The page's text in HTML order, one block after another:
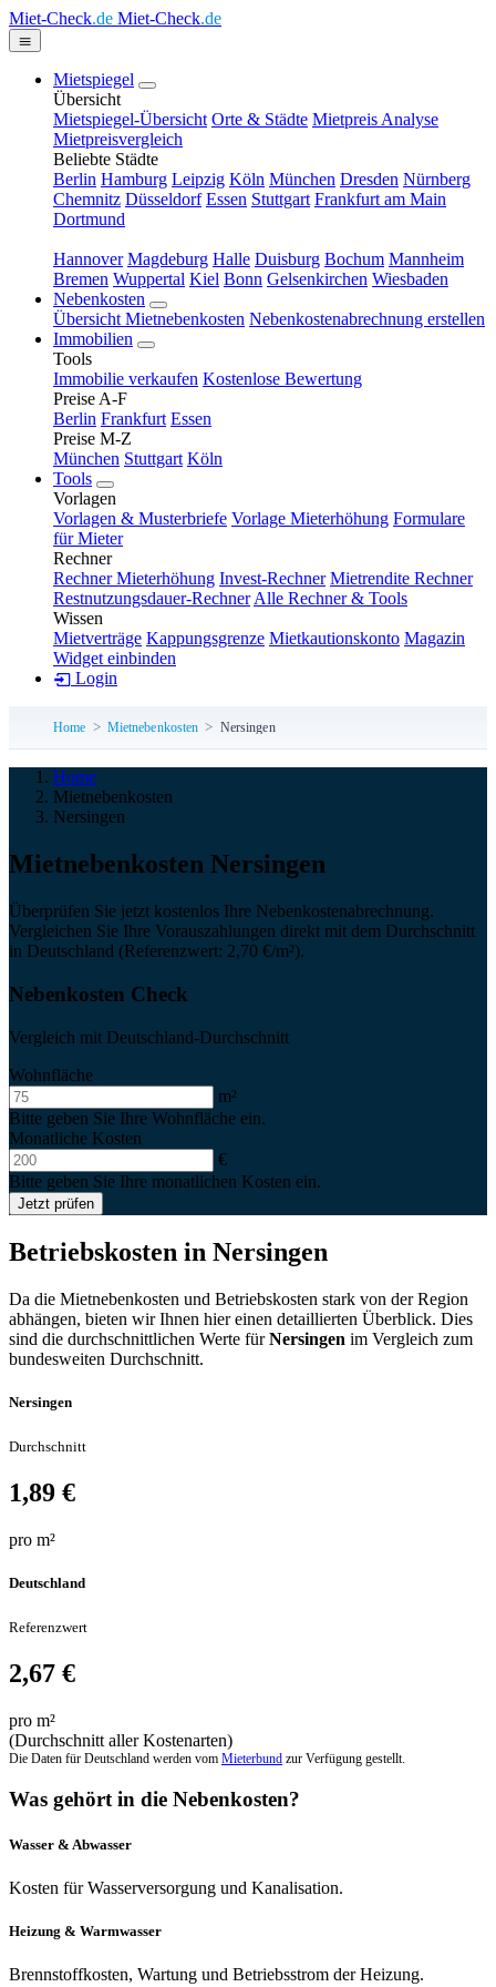
Miet-Check.de Miet-Check.de
Mietspiegel
Übersicht
Mietspiegel-Übersicht Orte & Städte Mietpreis Analyse
Mietpreisvergleich
Beliebte Städte
Berlin Hamburg Leipzig Köln München Dresden Nürnberg
Chemnitz Düsseldorf Essen Stuttgart Frankfurt am Main
Dortmund
Hannover Magdeburg Halle Duisburg Bochum Mannheim
Bremen Wuppertal Kiel Bonn Gelsenkirchen Wiesbaden
Nebenkosten
Übersicht Mietnebenkosten Nebenkostenabrechnung erstellen
Immobilien
Tools
Immobilie verkaufen Kostenlose Bewertung
Preise A-F
Berlin Frankfurt Essen
Preise M-Z
München Stuttgart Köln
Tools
Vorlagen
Vorlagen & Musterbriefe Vorlage Mieterhöhung Formulare
für Mieter
Rechner
Rechner Mieterhöhung Invest-Rechner Mietrendite Rechner
Restnutzungsdauer-Rechner Alle Rechner & Tools
Wissen
Mietverträge Kappungsgrenze Mietkautionskonto Magazin
Widget einbinden
Login
Home Mietnebenkosten Nersingen
Home
Mietnebenkosten
Nersingen
Miet­neben­kosten Nersingen
Überprüfen Sie jetzt kostenlos Ihre Nebenkostenabrechnung.
Vergleichen Sie Ihre Vorauszahlungen direkt mit dem Durchschnitt
in Deutschland (Referenzwert: 2,70 €/m²).
Nebenkosten Check
Vergleich mit Deutschland-Durchschnitt
Wohnfläche
m²
Bitte geben Sie Ihre Wohnfläche ein.
Monatliche Kosten
€
Bitte geben Sie Ihre monatlichen Kosten ein.
Jetzt prüfen
Betriebskosten in Nersingen
Da die Mietnebenkosten und Betriebskosten stark von der Region
abhängen, bieten wir Ihnen hier einen detaillierten Überblick. Dies
sind die durchschnittlichen Werte fürNersingen im Vergleich zum
bundesweiten Durchschnitt.
Nersingen
Durchschnitt
1,89 €
pro m²
Deutschland
Referenzwert
2,67 €
pro m²
(Durchschnitt aller Kostenarten)
Die Daten für Deutschland werden vom Mieterbund zur Verfügung gestellt.
Was gehört in die Nebenkosten?
Wasser & Abwasser
Kosten für Wasserversorgung und Kanalisation.
Heizung & Warmwasser
Brennstoffkosten, Wartung und Betriebsstrom der Heizung.